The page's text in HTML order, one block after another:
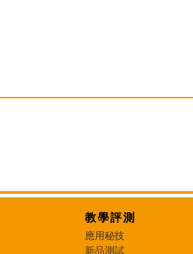
教學評測
應用秘技
新品測試